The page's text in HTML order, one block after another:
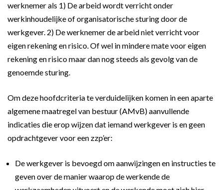
werknemer als 1) De arbeid wordt verricht onder
werkinhoudelijke of organisatorische sturing door de
werkgever. 2) De werknemer de arbeid niet verricht voor
eigen rekening en risico. Of wel in mindere mate voor eigen
rekening en risico maar dan nog steeds als gevolg van de
genoemde sturing.
Om deze hoofdcriteria te verduidelijken komen in een aparte
algemene maatregel van bestuur (AMvB) aanvullende
indicaties die erop wijzen dat iemand werkgever is en geen
opdrachtgever voor een zzp’er:
De werkgever is bevoegd om aanwijzingen en instructies te
geven over de manier waarop de werkende de